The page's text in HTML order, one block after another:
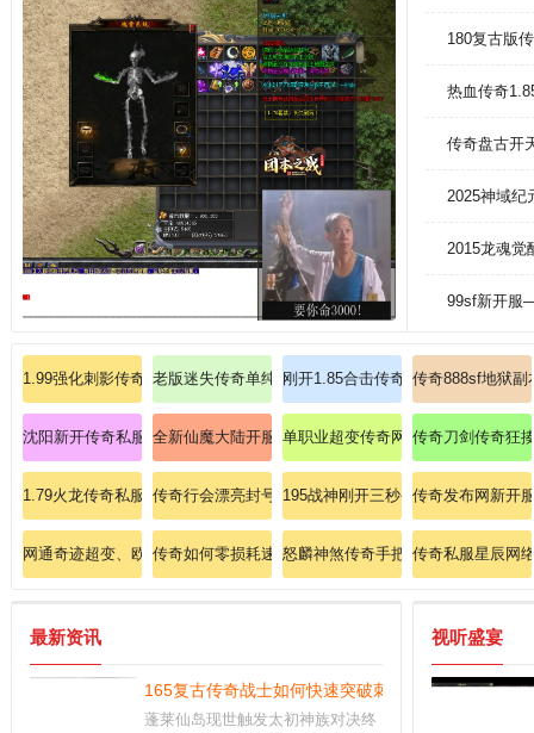
180复古版
热血传奇
传奇盘古开
2025神域纪
2015龙魂觉
99sf新开服
1.99强化刺影传奇私服：拥有强化刺影系统的1.99版本传奇私服，挑战技
老版迷失传奇单纯操练战士英雄火龙烈焰！
刚开1.85合击传奇私服：新开合击
传奇888sf地狱副
沈阳新开传奇私服：探索沈阳，传奇私服的新篇章
全新仙魔大陆开服，肝帝必刷幽冥鬼器碎片078！
单职业超变传奇网站新开网传奇刀剑传奇狂
1.79火龙传奇私服：1.79火龙，传奇私服的全新冒险之旅
传奇行会漂亮封号 195战神刚开三秒手把手教新手掌握
传奇发布网新开
网通奇迹超变、欧皇降临爆出至尊宝石666！
传奇如何零损耗速刷魔龙殿的隐藏宝典？
怒麟神煞传奇手把手使朋友意会战士
传奇私服星辰网
最新资讯
165复古传奇战士如何快速突破刺杀剑法等级
蓬莱仙岛现世触发太初神族对决终
视听盛宴